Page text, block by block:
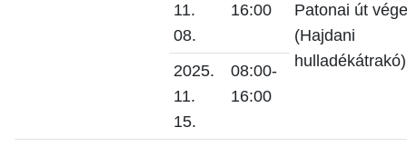
11.
08.
16:00
Patonai út vége
(Hajdani
hulladékátrakó)
2025.
11.
15.
08:00-
16:00